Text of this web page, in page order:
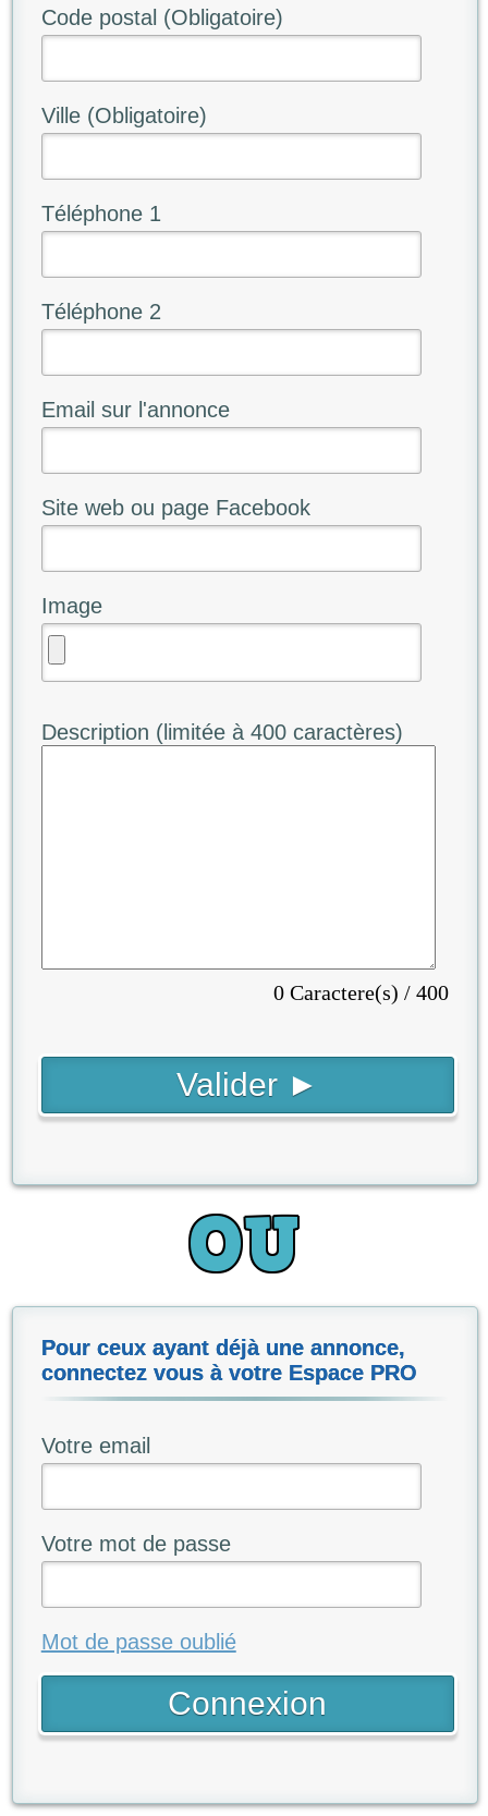
Code postal (Obligatoire)
Ville (Obligatoire)
Téléphone 1
Téléphone 2
Email sur l'annonce
Site web ou page Facebook
Image
Description (limitée à 400 caractères)
0 Caractere(s) / 400
Pour ceux ayant déjà une annonce,
connectez vous à votre Espace PRO
Votre email
Votre mot de passe
Mot de passe oublié